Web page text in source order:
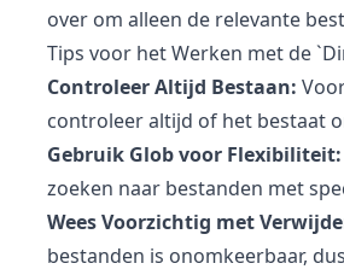
over om alleen de relevante
Tips voor het Werken met de
Controleer Altijd Bestaan:
controleer altijd of het bestaat
Gebruik Glob voor Flexibiliteit:
zoeken naar bestanden met
Wees Voorzichtig met
bestanden is onomkeerbaar,